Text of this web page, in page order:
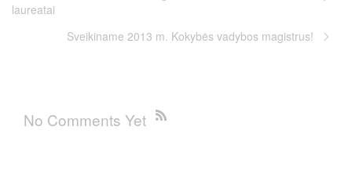
laureatai
Sveikiname 2013 m. Kokybės vadybos magistrus!
No Comments Yet